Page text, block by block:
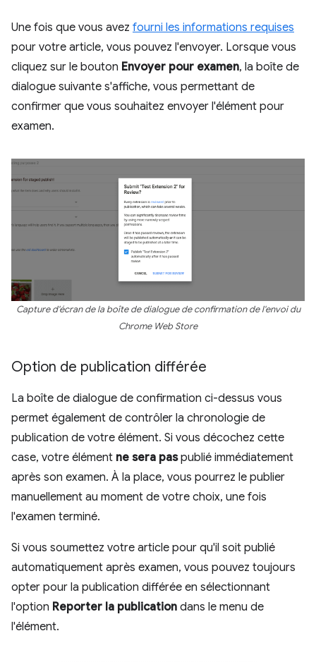
Une fois que vous avez fourni les informations requises
pour votre article, vous pouvez l'envoyer. Lorsque vous
cliquez sur le bouton Envoyer pour examen, la boîte de
dialogue suivante s'affiche, vous permettant de
confirmer que vous souhaitez envoyer l'élément pour
examen.
Capture d'écran de la boîte de dialogue de confirmation de l'envoi du
Chrome Web Store
Option de publication différée
La boîte de dialogue de confirmation ci-dessus vous
permet également de contrôler la chronologie de
publication de votre élément. Si vous décochez cette
case, votre élément ne sera paspublié immédiatement
après son examen. À la place, vous pourrez le publier
manuellement au moment de votre choix, une fois
l'examen terminé.
Si vous soumettez votre article pour qu'il soit publié
automatiquement après examen, vous pouvez toujours
opter pour la publication différée en sélectionnant
l'option Reporter la publication dans le menu de
l'élément.